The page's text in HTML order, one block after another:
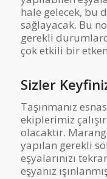
hale gelecek, bu
sağlayacak. Bu
gerekli
çok etkili bir
Sizler
Taşınmanız
ekiplerimiz
olacaktır.
yapılan gerekli
eşyalarınızı
eşyanız